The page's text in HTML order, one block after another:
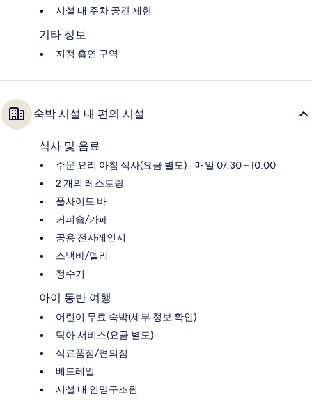
시설 내 주차 공간 제한
기타 정보
지정 흡연 구역
숙박 시설 내 편의 시설
식사 및 음료
주문 요리 아침 식사(요금 별도) - 매일 07:30 ~ 10:00
2 개의 레스토랑
풀사이드 바
커피숍/카페
공용 전자레인지
스낵바/델리
정수기
아이 동반 여행
어린이 무료 숙박(세부 정보 확인)
탁아 서비스(요금 별도)
식료품점/편의점
베드레일
시설 내 인명구조원